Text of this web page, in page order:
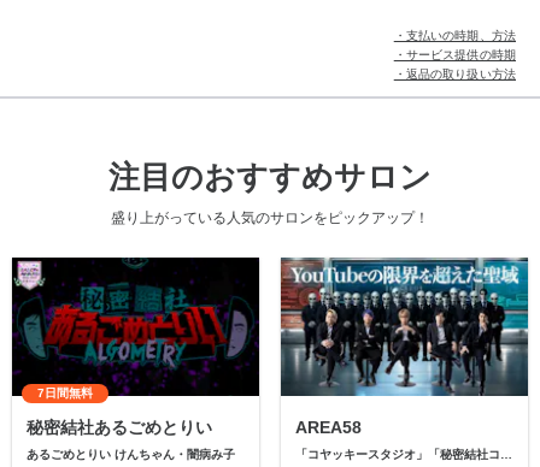
・支払いの時期、方法
・サービス提供の時期
・返品の取り扱い方法
注目のおすすめサロン
盛り上がっている人気のサロンをピックアップ！
7日間無料
秘密結社あるごめとりい
あるごめとりい けんちゃん・闇病み子
AREA58